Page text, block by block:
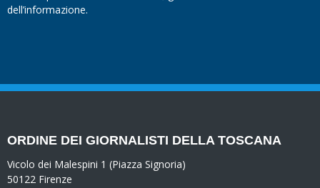
dell’informazione.
ORDINE DEI GIORNALISTI DELLA TOSCANA
Vicolo dei Malespini 1 (Piazza Signoria)
50122 Firenze